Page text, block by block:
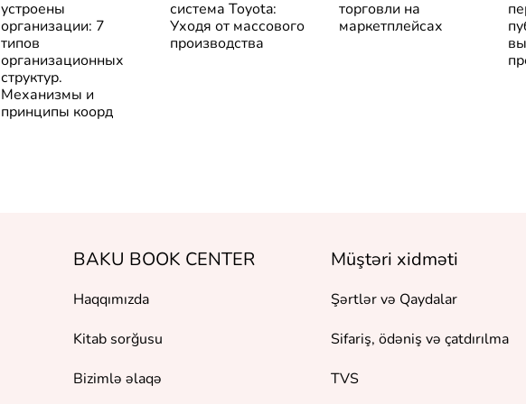
устроены
организации: 7
типов
организационных
структур.
Механизмы и
принципы коорд
система Toyota:
Уходя от массового
производства
торговли на
маркетплейсах
BAKU BOOK CENTER
Haqqımızda
Kitab sorğusu
Bizimlə əlaqə
Müştəri xidməti
Şərtlər və Qaydalar
Sifariş, ödəniş və çatdırılma
TVS